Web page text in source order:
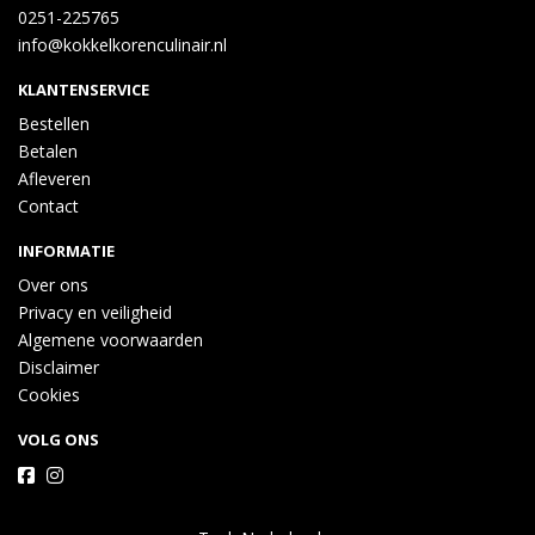
GERSTemoutextract, suiker, zout, vitamine: B3 B6 B2 B1 B11 D
B12, mineraal: ijzer] (GLUTEN), vloeibare paprika
kruiden en specerij [peterselie]]
0251-225765
info@kokkelkorenculinair.nl
KLANTENSERVICE
Bestellen
Betalen
Afleveren
Contact
INFORMATIE
Over ons
Privacy en veiligheid
Algemene voorwaarden
Disclaimer
Cookies
VOLG ONS